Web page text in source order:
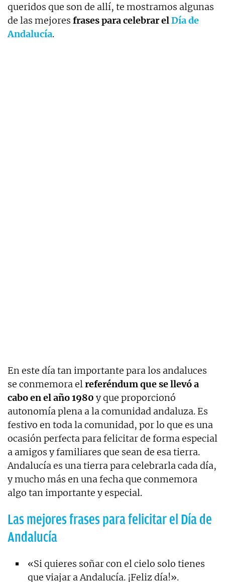
queridos que son de allí, te mostramos algunas
de las mejores frases para celebrar elDía de
Andalucía.
En este día tan importante para los andaluces
se conmemora elreferéndum que se llevó a
cabo en el año 1980 y que proporcionó
autonomía plena a la comunidad andaluza. Es
festivo en toda la comunidad, por lo que es una
ocasión perfecta para felicitar de forma especial
a amigos y familiares que sean de esa tierra.
Andalucía es una tierra para celebrarla cada día,
y mucho más en una fecha que conmemora
algo tan importante y especial.
Las mejores frases para felicitar el Día de
Andalucía
«Si quieres soñar con el cielo solo tienes
que viajar a Andalucía. ¡Feliz día!».